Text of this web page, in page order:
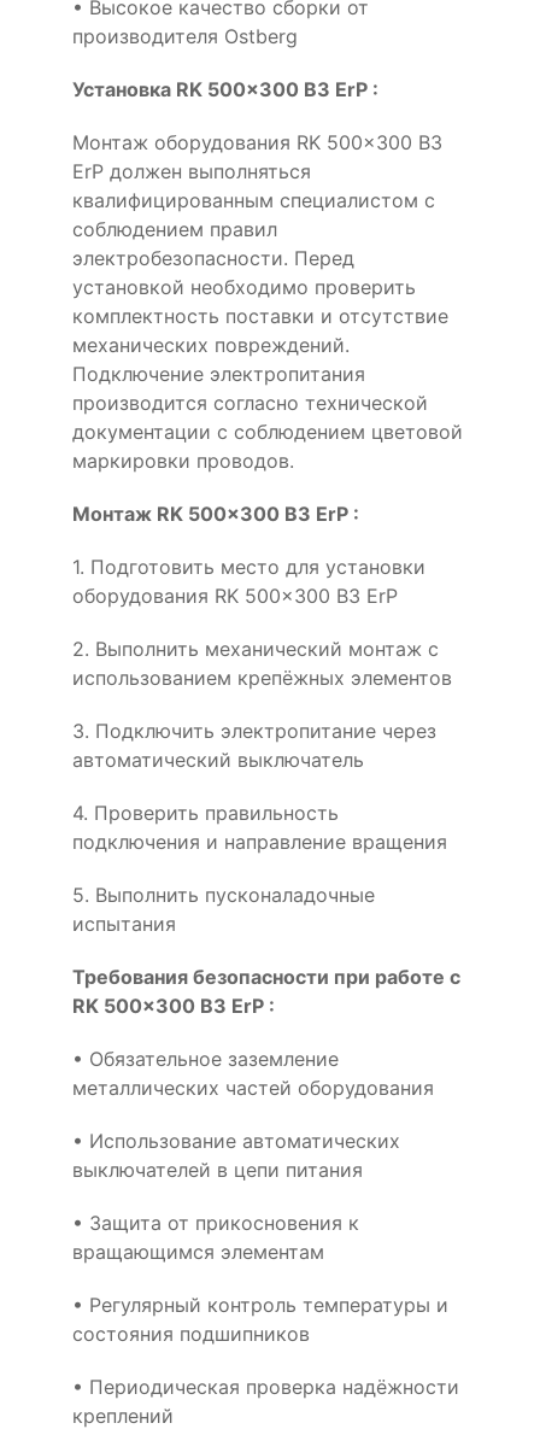
• Высокое качество сборки от
производителя Ostberg
Установка RK 500x300 B3 ErP :
Монтаж оборудования RK 500x300 B3
ErP должен выполняться
квалифицированным специалистом с
соблюдением правил
электробезопасности. Перед
установкой необходимо проверить
комплектность поставки и отсутствие
механических повреждений.
Подключение электропитания
производится согласно технической
документации с соблюдением цветовой
маркировки проводов.
Монтаж RK 500x300 B3 ErP :
1. Подготовить место для установки
оборудования RK 500x300 B3 ErP
2. Выполнить механический монтаж с
использованием крепёжных элементов
3. Подключить электропитание через
автоматический выключатель
4. Проверить правильность
подключения и направление вращения
5. Выполнить пусконаладочные
испытания
Требования безопасности при работе с
RK 500x300 B3 ErP :
• Обязательное заземление
металлических частей оборудования
• Использование автоматических
выключателей в цепи питания
• Защита от прикосновения к
вращающимся элементам
• Регулярный контроль температуры и
состояния подшипников
• Периодическая проверка надёжности
креплений